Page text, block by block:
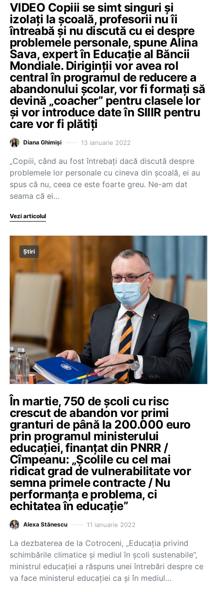
VIDEO Copiii se simt singuri și
izolați la școală, profesorii nu îi
întreabă și nu discută cu ei despre
problemele personale, spune Alina
Sava, expert în Educație al Băncii
Mondiale. Diriginții vor avea rol
central în programul de reducere a
abandonului școlar, vor fi formați să
devină „coacher” pentru clasele lor
și vor introduce date în SIIIR pentru
care vor fi plătiți
Diana Ghimiși 13 ianuarie 2022
„Copiii, când au fost întrebați dacă discută despre
problemele lor personale cu cineva din școală, ei au
spus că nu, ceea ce este foarte greu. Ne-am dat
seama că ei…
Vezi articolul
Știri
În martie, 750 de școli cu risc
crescut de abandon vor primi
granturi de până la 200.000 euro
prin programul ministerului
educației, finanțat din PNRR /
Cîmpeanu: „Școlile cu cel mai
ridicat grad de vulnerabilitate vor
semna primele contracte / Nu
performanța e problema, ci
echitatea în educație”
Alexa Stănescu 11 ianuarie 2022
La dezbaterea de la Cotroceni, „Educația privind
schimbările climatice și mediul în școli sustenabile”,
ministrul educației a răspuns unei întrebări despre ce
va face ministerul educației ca și în mediul…